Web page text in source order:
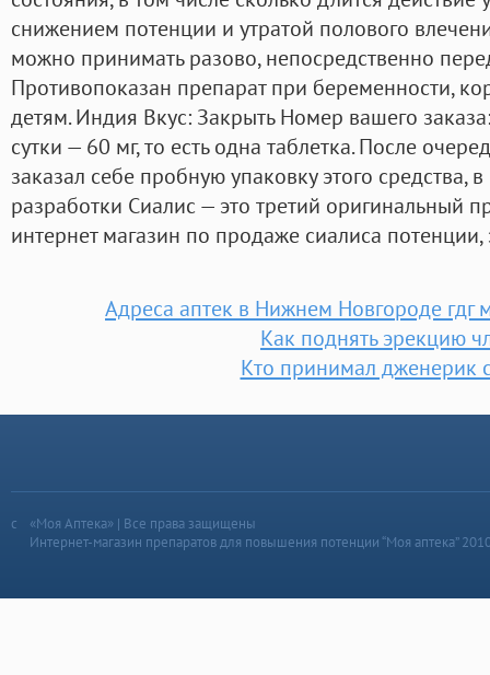
снижением потенции и утратой полового
можно принимать разово, непосредственно
Противопоказан препарат при беременности,
детям. Индия Вкус: Закрыть Номер вашего
сутки — 60 мг, то есть одна таблетка. После
заказал себе пробную упаковку этого средства,
разработки Сиалис — это третий оригинальный
интернет магазин по продаже сиалиса
Адреса аптек в Нижнем Новгороде гдг
Как поднять эрекцию
Кто принимал дженерик
«Моя Аптека» | Все права защищены
Интернет-магазин препаратов для повышения потенции “Моя аптека”